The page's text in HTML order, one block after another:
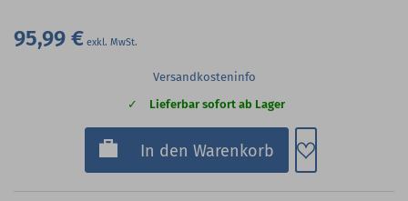
95,99 €
Versandkosteninfo
Lieferbar sofort ab Lager
In den Warenkorb Zum